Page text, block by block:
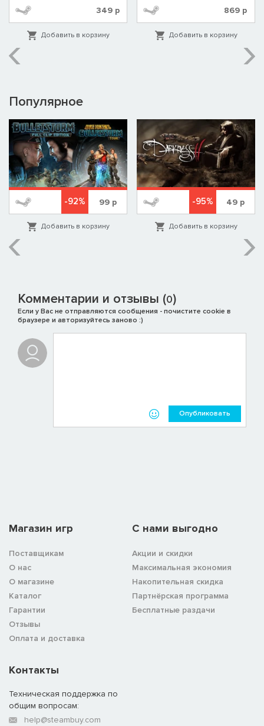
349р
Добавить в корзину
869 р
Добавить в корзину
Популярное
-92% 99р
Добавить в корзину
-95% 49 р
Добавить в корзину
Комментарии и отзывы (0)
Если у Вас не отправляются сообщения - почистите cookie в
браузере и авторизуйтесь заново :)
Опубликовать
Магазин игр
Поставщикам
О нас
О магазине
Каталог
Гарантии
Отзывы
Оплата и доставка
C нами выгодно
Акции и скидки
Максимальная экономия
Накопительная скидка
Партнёрская программа
Бесплатные раздачи
Контакты
Техническая поддержка по
общим вопросам:
help@steambuy.com